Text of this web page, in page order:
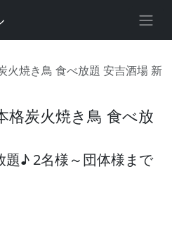
火焼き鳥 食べ放題 安吉酒場 新
格炭火焼き鳥 食べ放
題♪ 2名様～団体様まで